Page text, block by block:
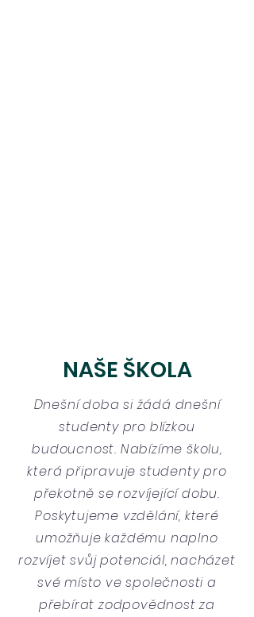
NAŠE ŠKOLA
Dnešní doba si žádá dnešní
studenty pro blízkou
budoucnost. Nabízíme školu,
která připravuje studenty pro
překotně se rozvíjející dobu.
Poskytujeme vzdělání, které
umožňuje každému naplno
rozvíjet svůj potenciál, nacházet
své místo ve společnosti a
přebírat zodpovědnost za